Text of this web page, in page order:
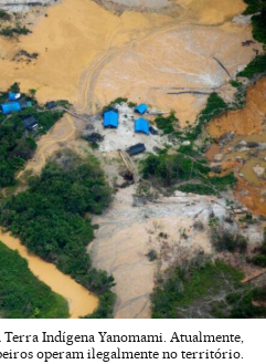
Indígena Yanomami. Atualmente,
operam ilegalmente no território.